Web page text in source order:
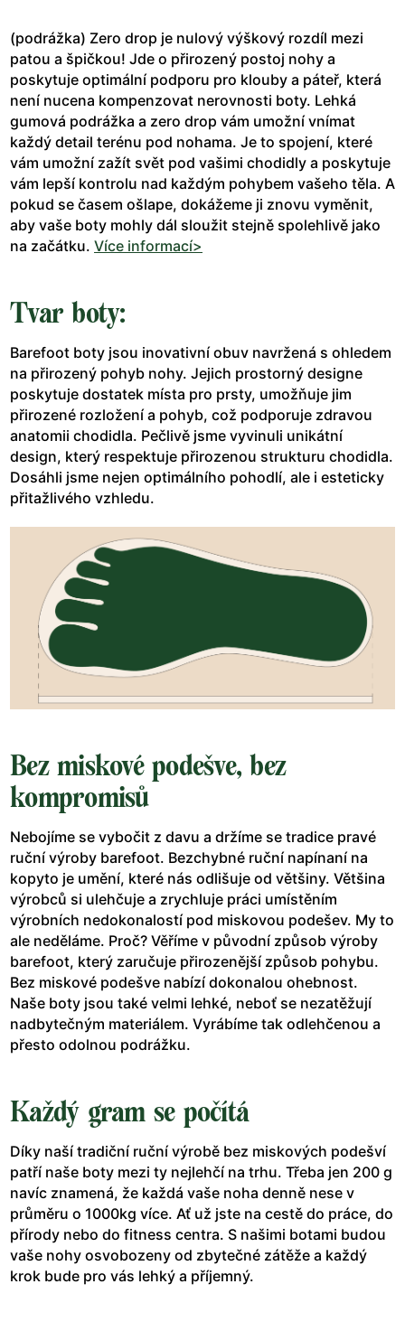
(podrážka) Zero drop je nulový výškový rozdíl mezi
patou a špičkou! Jde o přirozený postoj nohy a
poskytuje optimální podporu pro klouby a páteř, která
není nucena kompenzovat nerovnosti boty. Lehká
gumová podrážka a zero drop vám umožní vnímat
každý detail terénu pod nohama. Je to spojení, které
vám umožní zažít svět pod vašimi chodidly a poskytuje
vám lepší kontrolu nad každým pohybem vašeho těla. A
pokud se časem ošlape, dokážeme ji znovu vyměnit,
aby vaše boty mohly dál sloužit stejně spolehlivě jako
na začátku. Více informací>
Tvar boty:
Barefoot boty jsou inovativní obuv navržená s ohledem
na přirozený pohyb nohy. Jejich prostorný designe
poskytuje dostatek místa pro prsty, umožňuje jim
přirozené rozložení a pohyb, což podporuje zdravou
anatomii chodidla. Pečlivě jsme vyvinuli unikátní
design, který respektuje přirozenou strukturu chodidla.
Dosáhli jsme nejen optimálního pohodlí, ale i esteticky
přitažlivého vzhledu.
Bez miskové podešve, bez
kompromisů
Nebojíme se vybočit z davu a držíme se tradice pravé
ruční výroby barefoot. Bezchybné ruční napínaní na
kopyto je umění, které nás odlišuje od většiny. Většina
výrobců si ulehčuje a zrychluje práci umístěním
výrobních nedokonalostí pod miskovou podešev. My to
ale neděláme. Proč? Věříme v původní způsob výroby
barefoot, který zaručuje přirozenější způsob pohybu.
Bez miskové podešve nabízí dokonalou ohebnost.
Naše boty jsou také velmi lehké, neboť se nezatěžují
nadbytečným materiálem. Vyrábíme tak odlehčenou a
přesto odolnou podrážku.
Každý gram se počítá
Díky naší tradiční ruční výrobě bez miskových podešví
patří naše boty mezi ty nejlehčí na trhu. Třeba jen 200 g
navíc znamená, že každá vaše noha denně nese v
průměru o 1000kg více. Ať už jste na cestě do práce, do
přírody nebo do fitness centra. S našimi botami budou
vaše nohy osvobozeny od zbytečné zátěže a každý
krok bude pro vás lehký a příjemný.